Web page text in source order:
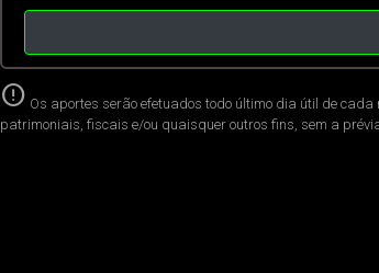
error Os aportes serão efetuados todo último dia útil de
patrimoniais, fiscais e/ou quaisquer outros fins, sem a